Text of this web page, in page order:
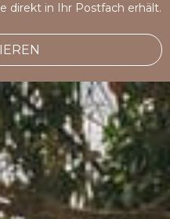
direkt in Ihr Postfach erhält.